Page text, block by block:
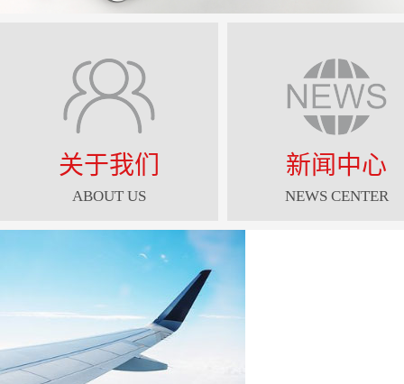
关于我们
ABOUT US
新闻中心
NEWS CENTER